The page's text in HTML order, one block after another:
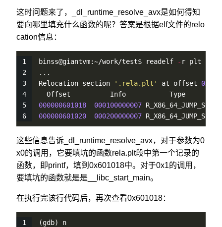
这时问题来了，_dl_runtime_resolve_avx是如何得知
要向哪里填充什么函数的呢？答案是根据elf文件的relo
cation信息：
binss@giantvm:~/work/test$ readelf - r plt
...
Relocation section
'.rela.plt' at offset 0x398
Offset          Info           Type
000000601018
000100000007 R_X86_64_JUMP_SLO
000000601020
000200000007 R_X86_64_JUMP_SLO
这些信息告诉_dl_runtime_resolve_avx，对于参数为0
x0的调用，它要填坑的函数rela.plt段中第一个记录的
函数，即printf，填到0x601018中。对于0x1的调用，
要填坑的函数就是是__libc_start_main。
在执行完该行代码后，再次查看0x601018：
(gdb) n